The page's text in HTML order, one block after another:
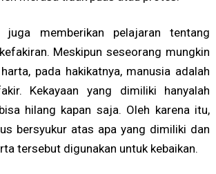
juga memberikan pelajaran tentang
Meskipun seseorang mungkin
pada hakikatnya, manusia adalah
Kekayaan yang dimiliki hanyalah
hilang kapan saja. Oleh karena itu,
bersyukur atas apa yang dimiliki dan
tersebut digunakan untuk kebaikan.